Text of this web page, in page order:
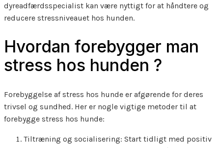
dyreadfærdsspecialist kan være nyttigt for at håndtere og
reducere stressniveauet hos hunden.
Hvordan forebygger man
stress hos hunden ?
Forebyggelse af stress hos hunde er afgørende for deres
trivsel og sundhed. Her er nogle vigtige metoder til at
forebygge stress hos hunde:
Tiltræning og socialisering: Start tidligt med positiv